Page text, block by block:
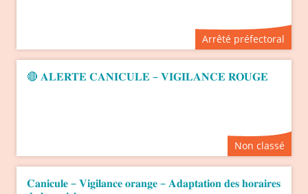
Arrêté préfectoral
🔴 𝐀𝐋𝐄𝐑𝐓𝐄 𝐂𝐀𝐍𝐈𝐂𝐔𝐋𝐄 – 𝐕𝐈𝐆𝐈𝐋𝐀𝐍𝐂𝐄 𝐑𝐎𝐔𝐆𝐄
Non classé
𝐂𝐚𝐧𝐢𝐜𝐮𝐥𝐞 – 𝐕𝐢𝐠𝐢𝐥𝐚𝐧𝐜𝐞 𝐨𝐫𝐚𝐧𝐠𝐞 – 𝐀𝐝𝐚𝐩𝐭𝐚𝐭𝐢𝐨𝐧 𝐝𝐞𝐬 𝐡𝐨𝐫𝐚𝐢𝐫𝐞𝐬